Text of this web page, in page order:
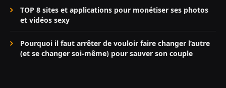
TOP 8 sites et applications pour monétiser ses photos
et vidéos sexy
Pourquoi il faut arrêter de vouloir faire changer l’autre
(et se changer soi-même) pour sauver son couple